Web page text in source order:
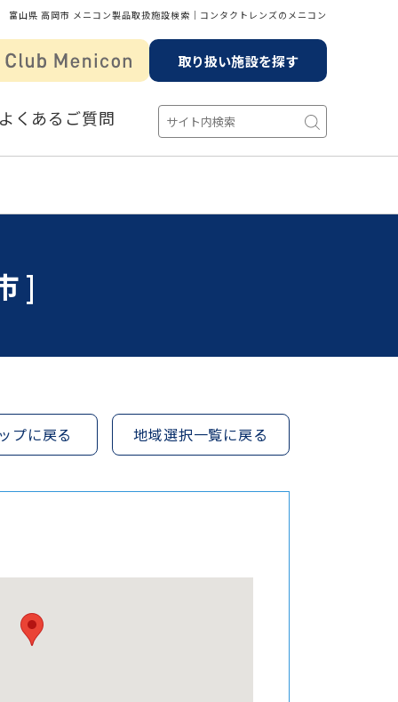
富山県 高岡市 メニコン製品取扱施設検索│コンタクトレンズのメニコン
取り扱い施設を探す
よくあるご質問
]
プに戻る 地域選択一覧に戻る